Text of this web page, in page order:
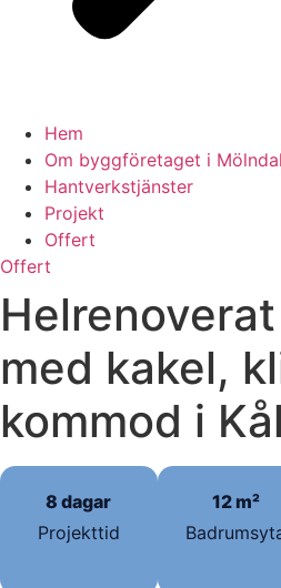
Hem
Om byggföretaget i Mölndal
Hantverkstjänster
Projekt
Offert
Offert
med kakel,
kommod i
8 dagar
Projekttid
12 m²